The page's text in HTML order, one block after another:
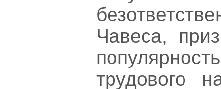
Чавеса,
трудового